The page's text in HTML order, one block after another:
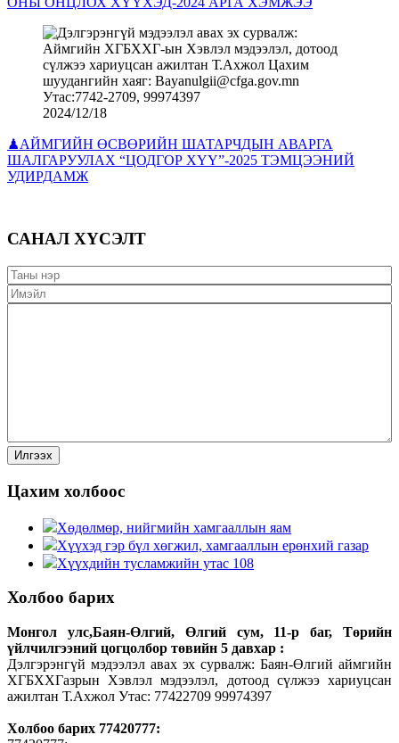
2024/12/18
♟АЙМГИЙН ӨСВӨРИЙН ШАТАРЧДЫН АВАРГА
ШАЛГАРУУЛАХ “ЦОДГОР ХҮҮ”-2025 ТЭМЦЭЭНИЙ
УДИРДАМЖ
САНАЛ ХҮСЭЛТ
Цахим холбоос
Хөдөлмөр, нийгмийн хамгааллын яам
Хүүхэд гэр бүл хөгжил, хамгааллын ерөнхий газар
Хүүхдийн тусламжийн утас 108
Холбоо барих
Монгол улс,Баян-Өлгий, Өлгий сум, 11-р баг, Төрийн
үйлчилгээний цогцолбор төвийн 5 давхар :
Дэлгэрэнгүй мэдээлэл авах эх сурвалж: Баян-Өлгий аймгийн
ХГБХХГазрын Хэвлэл мэдээлэл, дотоод сүлжээ хариуцсан
ажилтан Т.Ахжол Утас: 77422709 99974397
Холбоо барих 77420777: